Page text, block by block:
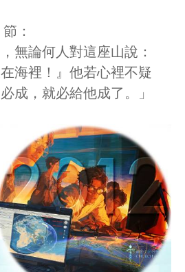
：
無論何人對這座山說：
海裡！』他若心裡不疑
成，就必給他成了。」